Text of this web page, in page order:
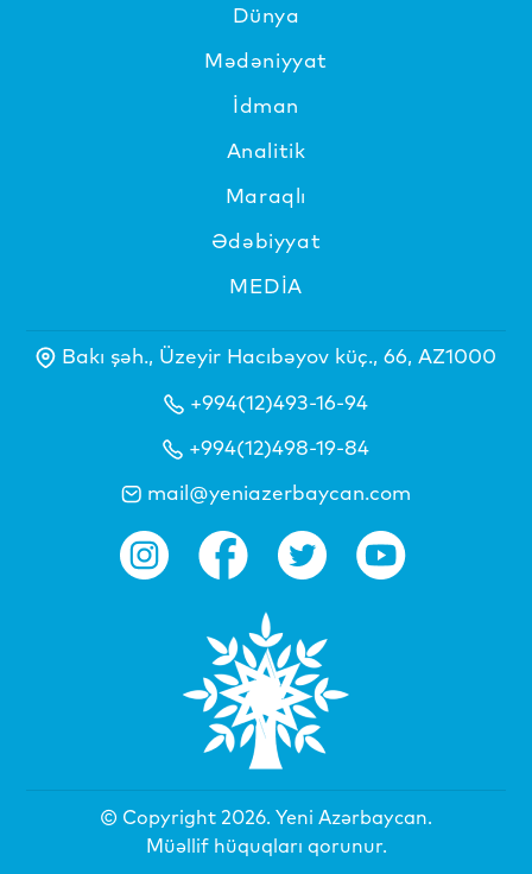
Dünya
Mədəniyyat
İdman
Analitik
Maraqlı
Ədəbiyyat
MEDİA
Bakı şəh., Üzeyir Hacıbəyov küç., 66, AZ1000
+994(12)493-16-94
+994(12)498-19-84
mail@yeniazerbaycan.com
© Copyright 2026. Yeni Azərbaycan.
Müəllif hüquqları qorunur.